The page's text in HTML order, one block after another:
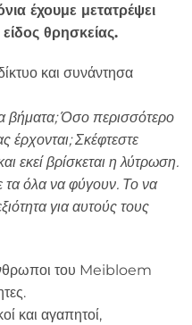
έχουμε μετατρέψει
θρησκείας.
και συνάντησα
βήματα; Όσο περισσότερο
έρχονται; Σκέφτεστε
εκεί βρίσκεται η λύτρωση.
τα όλα να φύγουν. Το να
για αυτούς τους
του Meibloem
και αγαπητοί,